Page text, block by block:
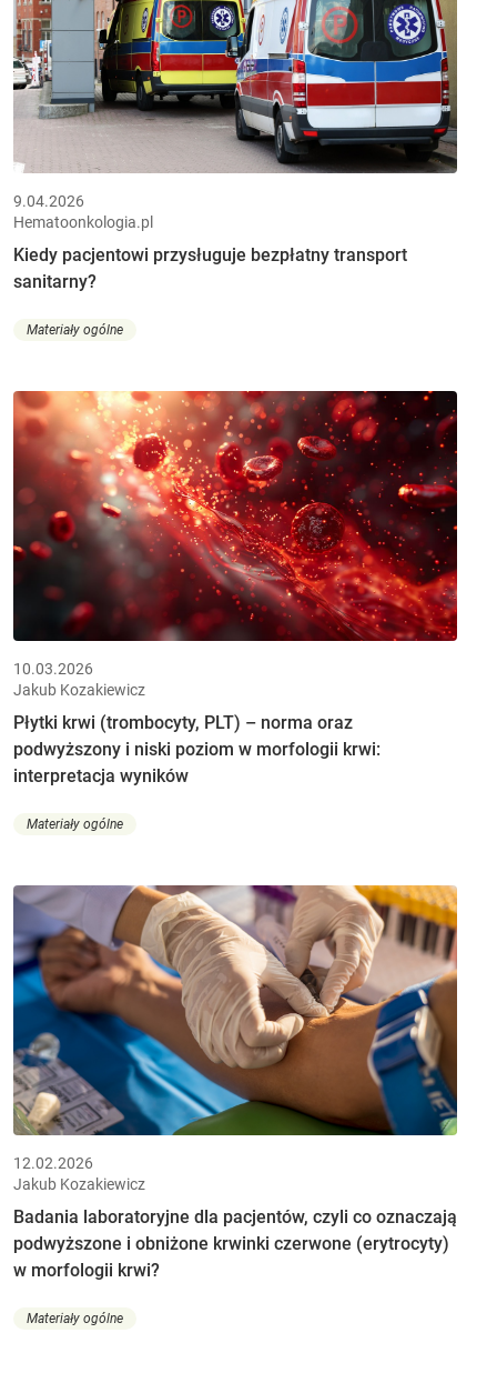
9.04.2026
Hematoonkologia.pl
Kiedy pacjentowi przysługuje bezpłatny transport
sanitarny?
Materiały ogólne
10.03.2026
Jakub Kozakiewicz
Płytki krwi (trombocyty, PLT) – norma oraz
podwyższony i niski poziom w morfologii krwi:
interpretacja wyników
Materiały ogólne
12.02.2026
Jakub Kozakiewicz
Badania laboratoryjne dla pacjentów, czyli co oznaczają
podwyższone i obniżone krwinki czerwone (erytrocyty)
w morfologii krwi?
Materiały ogólne